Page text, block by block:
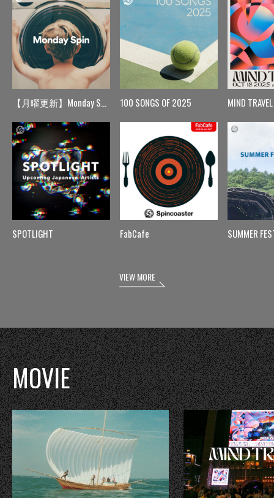
【月曜更新】Monday Spin
SPOTLIGHT
100 SONGS OF 2025
FabCafe
MIND TRAVEL
SUMMER
VIEW MORE
MOVIE